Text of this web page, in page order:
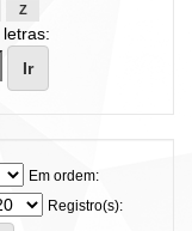
Z
Em ordem:
Registro(s):